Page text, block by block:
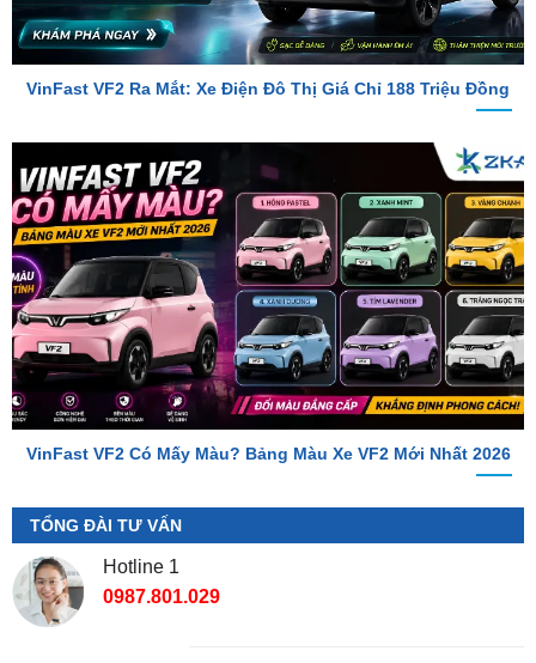
VinFast VF2 Ra Mắt: Xe Điện Đô Thị Giá Chỉ 188 Triệu Đồng
VinFast VF2 Có Mấy Màu? Bảng Màu Xe VF2 Mới Nhất 2026
TỔNG ĐÀI TƯ VẤN
Hotline 1
0987.801.029